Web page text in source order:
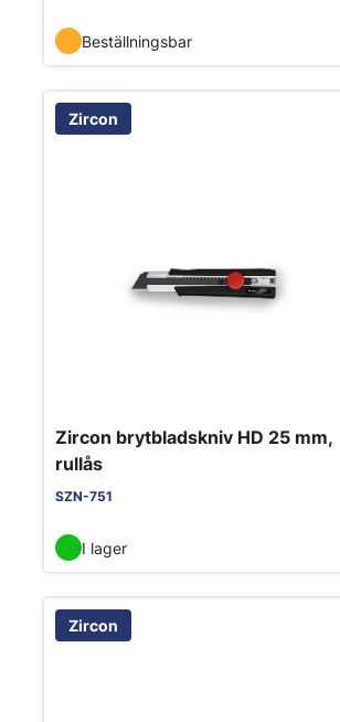
Beställningsbar
Zircon
Zircon brytbladskniv HD 25 mm,
rullås
SZN-751
I lager
Zircon